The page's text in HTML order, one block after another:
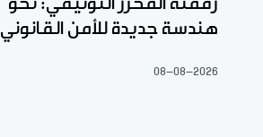
هندسة جديدة للأمن القانوني
08-08-2026